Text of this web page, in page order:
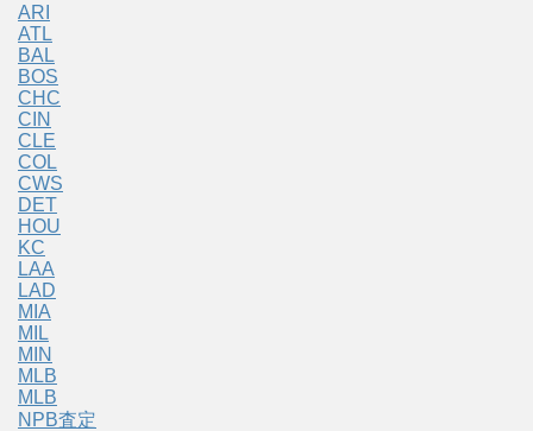
ARI
ATL
BAL
BOS
CHC
CIN
CLE
COL
CWS
DET
HOU
KC
LAA
LAD
MIA
MIL
MIN
MLB
MLB
NPB査定